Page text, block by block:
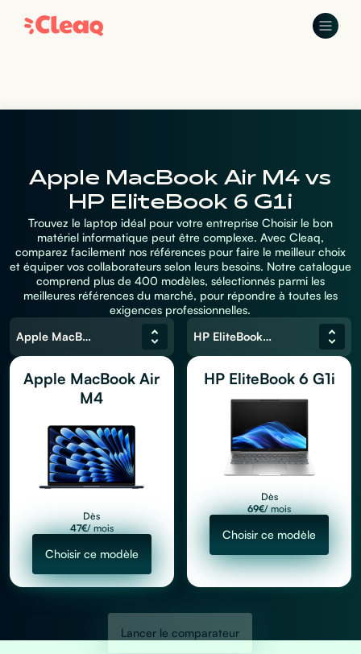
Apple MacBook Air M4 vs
HP EliteBook 6 G1i
Trouvez le laptop idéal pour votre entreprise Choisir le bon
matériel informatique peut être complexe. Avec Cleaq,
comparez facilement nos références pour faire le meilleur choix
et équiper vos collaborateurs selon leurs besoins. Notre catalogue
comprend plus de 400 modèles, sélectionnés parmi les
meilleures références du marché, pour répondre à toutes les
exigences professionnelles.
Apple MacBook Air M4
Apple MacBook Air
M4
Dès
47€/ mois
Choisir ce modèle
Lancer le comparateur
HP EliteBook 6 G1i
HP EliteBook 6 G1i
Dès
69€/ mois
Choisir ce modèle